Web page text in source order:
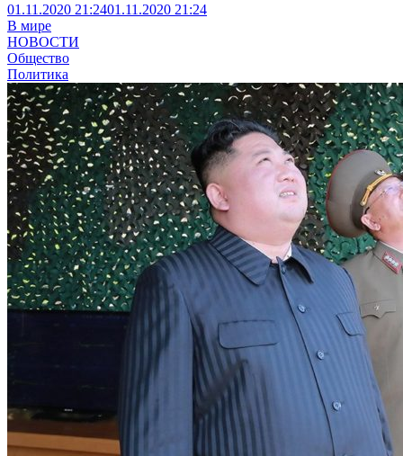
01.11.2020 21:2401.11.2020 21:24
В мире
НОВОСТИ
Общество
Политика